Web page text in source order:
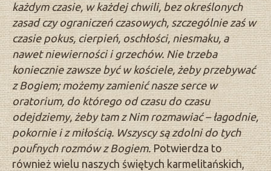
każdym czasie, w każdej chwili, bez określonych
zasad czy ograniczeń czasowych, szczególnie zaś w
czasie pokus, cierpień, oschłości, niesmaku, a
nawet niewierności i grzechów. Nie trzeba
koniecznie zawsze być w kościele, żeby przebywać
z Bogiem; możemy zamienić nasze serce w
oratorium, do którego od czasu do czasu
odejdziemy, żeby tam z Nim rozmawiać – łagodnie,
pokornie i z miłością. Wszyscy są zdolni do tych
poufnych rozmów z Bogiem.Potwierdza to
również wielu naszych świętych karmelitańskich,